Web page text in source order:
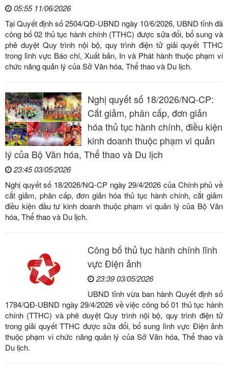
05:55 11/06/2026
Tại Quyết định số 2504/QĐ-UBND ngày 10/6/2026, UBND tỉnh đã
công bố 02 thủ tục hành chính (TTHC) được sửa đổi, bổ sung và
phê duyệt Quy trình nội bộ, quy trình điện tử giải quyết TTHC
trong lĩnh vực Báo chí, Xuất bản, In và Phát hành thuộc phạm vi
chức năng quản lý của Sở Văn hóa, Thể thao và Du lịch.
Nghị quyết số 18/2026/NQ-CP:
Cắt giảm, phân cấp, đơn giản
hóa thủ tục hành chính, điều kiện
kinh doanh thuộc phạm vi quản
lý của Bộ Văn hóa, Thể thao và Du lịch
23:45 03/05/2026
Nghị quyết số 18/2026/NQ-CP ngày 29/4/2026 của Chính phủ về
cắt giảm, phân cấp, đơn giản hóa thủ tục hành chính, cắt giảm
điều kiện đầu tư kinh doanh thuộc phạm vi quản lý của Bộ Văn
hóa, Thể thao và Du lịch.
Công bố thủ tục hành chính lĩnh
vực Điện ảnh
23:39 03/05/2026
UBND tỉnh vừa ban hành Quyết định số
1784/QĐ-UBND ngày 29/4/2026 về việc công bố 01 thủ tục hành
chính (TTHC) và phê duyệt Quy trình nội bộ, quy trình điện tử
trong giải quyết TTHC được sửa đổi, bổ sung lĩnh vực Điện ảnh
thuộc phạm vi chức năng quản lý của Sở Văn hóa, Thể thao và
Du lịch.